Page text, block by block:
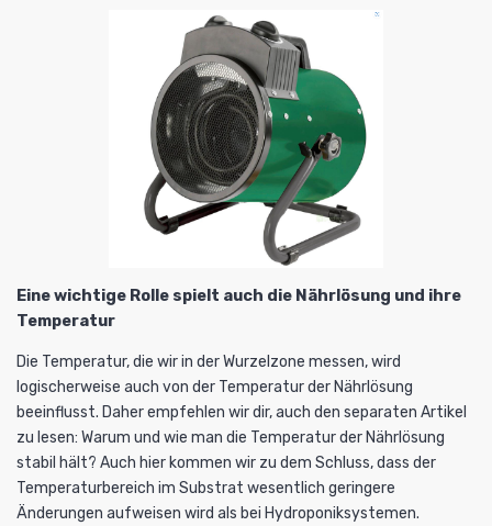
Eine wichtige Rolle spielt auch die Nährlösung und ihre
Temperatur
Die Temperatur, die wir in der Wurzelzone messen, wird
logischerweise auch von der Temperatur der Nährlösung
beeinflusst. Daher empfehlen wir dir, auch den separaten Artikel
zu lesen: Warum und wie man die Temperatur der Nährlösung
stabil hält? Auch hier kommen wir zu dem Schluss, dass der
Temperaturbereich im Substrat wesentlich geringere
Änderungen aufweisen wird als bei Hydroponiksystemen.